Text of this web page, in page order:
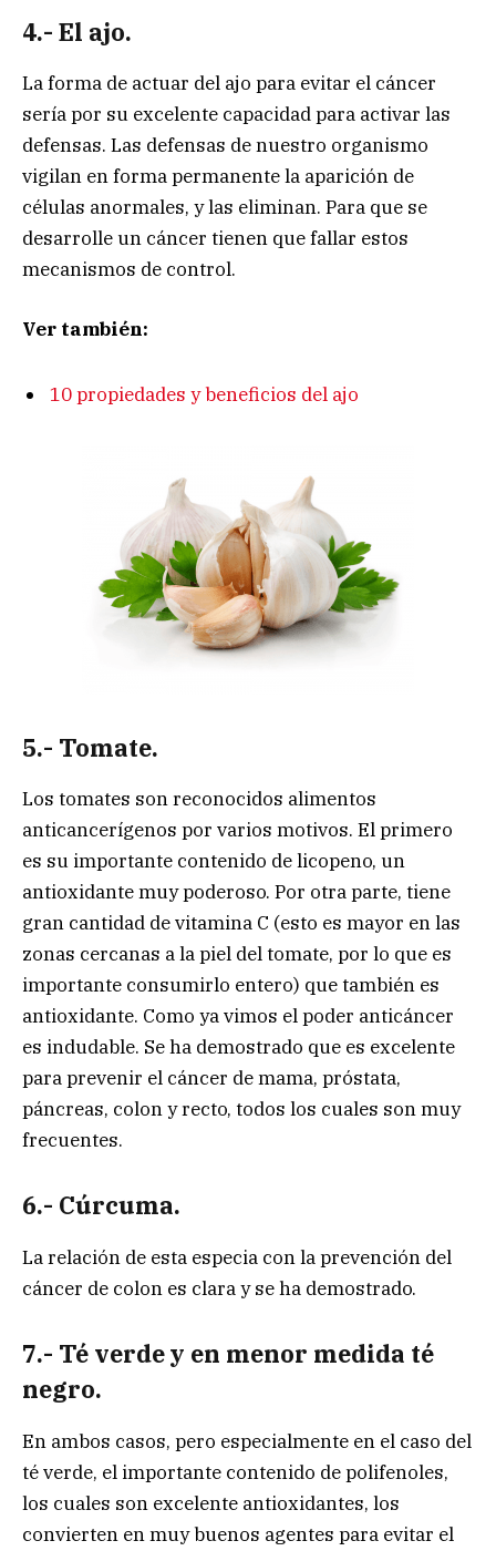
4.- El ajo.
La forma de actuar del ajo para evitar el cáncer
sería por su excelente capacidad para activar las
defensas. Las defensas de nuestro organismo
vigilan en forma permanente la aparición de
células anormales, y las eliminan. Para que se
desarrolle un cáncer tienen que fallar estos
mecanismos de control.
Ver también:
10 propiedades y beneficios del ajo
5.- Tomate.
Los tomates son reconocidos alimentos
anticancerígenos por varios motivos. El primero
es su importante contenido de licopeno, un
antioxidante muy poderoso. Por otra parte, tiene
gran cantidad de vitamina C (esto es mayor en las
zonas cercanas a la piel del tomate, por lo que es
importante consumirlo entero) que también es
antioxidante. Como ya vimos el poder anticáncer
es indudable. Se ha demostrado que es excelente
para prevenir el cáncer de mama, próstata,
páncreas, colon y recto, todos los cuales son muy
frecuentes.
6.- Cúrcuma.
La relación de esta especia con la prevención del
cáncer de colon es clara y se ha demostrado.
7.- Té verde y en menor medida té
negro.
En ambos casos, pero especialmente en el caso del
té verde, el importante contenido de polifenoles,
los cuales son excelente antioxidantes, los
convierten en muy buenos agentes para evitar el